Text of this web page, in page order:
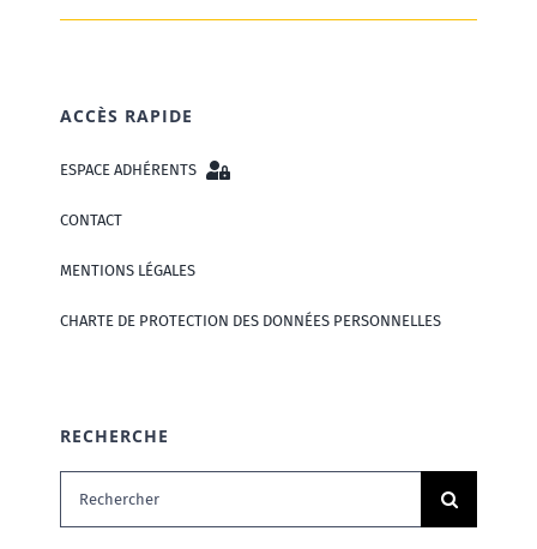
ACCÈS RAPIDE
ESPACE ADHÉRENTS
CONTACT
MENTIONS LÉGALES
CHARTE DE PROTECTION DES DONNÉES PERSONNELLES
RECHERCHE
Rechercher: